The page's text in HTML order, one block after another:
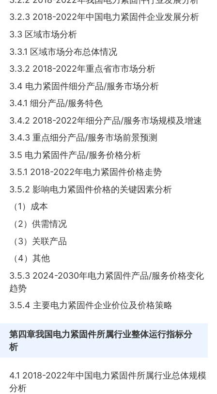
3.2.3 2018-2022年中国电力紧固件企业发展分析
3.3 区域市场分析
3.3.1 区域市场分布总体情况
3.3.2 2018-2022年重点省市市场分析
3.4 电力紧固件细分产品/服务市场分析
3.4.1 细分产品/服务特色
3.4.2 2018-2022年细分产品/服务市场规模及增速
3.4.3 重点细分产品/服务市场前景预测
3.5 电力紧固件产品/服务价格分析
3.5.1 2018-2022年电力紧固件价格走势
3.5.2 影响电力紧固件价格的关键因素分析
（1）成本
（2）供需情况
（3）关联产品
（4）其他
3.5.3 2024-2030年电力紧固件产品/服务价格变化
趋势
3.5.4 主要电力紧固件企业价位及价格策略
第四章我国电力紧固件所属行业整体运行指标分
析
4.1 2018-2022年中国电力紧固件所属行业总体规模
分析